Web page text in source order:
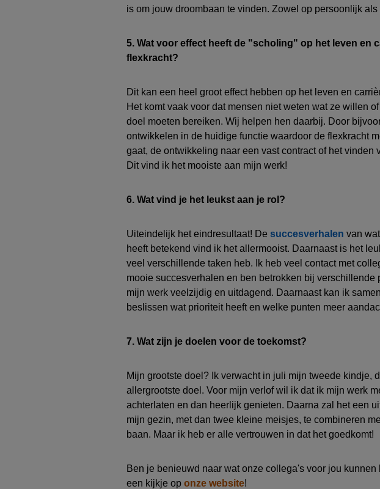
is om jouw droombaan te vinden. Zowel op persoonlijk als
5. Wat voor effect heeft de "scholing" op het leven en
flexkracht?
Dit kan een heel groot effect hebben op het leven en
Het komt vaak voor dat mensen niet weten wat ze willen of
doel moeten bereiken. Wij helpen hen daarbij. Door
ontwikke en in de huidige functie waardoor de flexkracht
gaat, de ontwikkeling naar een vast contract of het vinden
Dit vind ik het mooiste aan mijn werk!
6. Wat vind je het leukst aan je rol?
Uiteindelijk het eindresultaat! De succesverhalen van
heeft betekend vind ik het allermooist. Daarnaast is het
veel verschillende taken heb. Ik heb veel contact met
mooie succesverhalen en ben betrokken bij verschillende
mijn werk veelzijdig en uitdagend. Daarnaast kan ik
beslissen wat prioriteit heeft en welke punten meer
7. Wat zijn je doelen voor de toekomst?
Mijn grootste doel? Ik verwacht in juli mijn tweede kindje,
allergrootste doel . Voor mijn verlof wil ik dat ik mijn werk
achterlaten en dan heerlijk genieten. Daarna zal het een
mijn gezin, met dan twee kleine meisjes, te combineren
baan. Maar ik heb er alle vertrouwen in dat het goed komt!
Ben je benieuwd naar wat onze collega's voor jou
een kijkje op onze website!